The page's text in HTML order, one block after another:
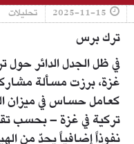
2025-11-15 تحليلات
ترك برس
في ظل الجدل الدائر حول
غزة، برزت مسألة
كعامل حساس في ميزان
تركية في غزة – بحسب